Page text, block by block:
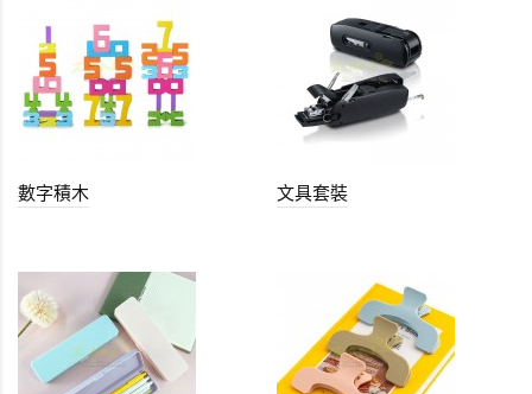
數字積木 文具套裝